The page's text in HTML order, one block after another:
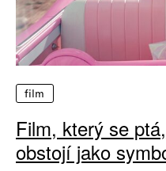
film
Film, který se
obstojí jako